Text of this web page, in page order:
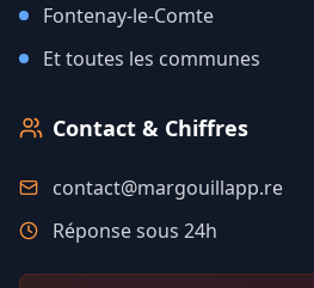
Fontenay-le-Comte
Et toutes les communes
Contact & Chiffres
contact@margouillapp.re
Réponse sous 24h